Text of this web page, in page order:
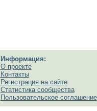
Информация:
О проекте
Контакты
Регистрация на сайте
Статистика сообщества
Пользовательское соглашение